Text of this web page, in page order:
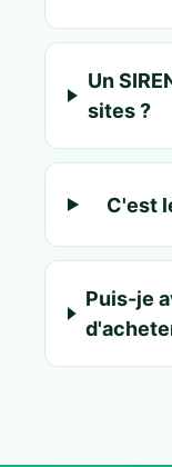
Un
sites ?
C'est
Puis-je